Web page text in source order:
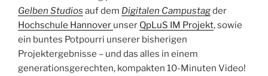
Gelben Studios auf dem Digitalen Campustagder
Hochschule Hannover unser QpLuS IM Projekt, sowie
ein buntes Potpourri unserer bisherigen
Projektergebnisse – und das alles in einem
generationsgerechten, kompakten 10-Minuten Video!